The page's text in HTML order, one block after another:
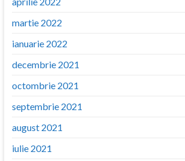
martie 2022
ianuarie 2022
decembrie 2021
octombrie 2021
septembrie 2021
august 2021
iulie 2021